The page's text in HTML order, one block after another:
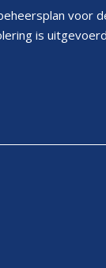
voor
is